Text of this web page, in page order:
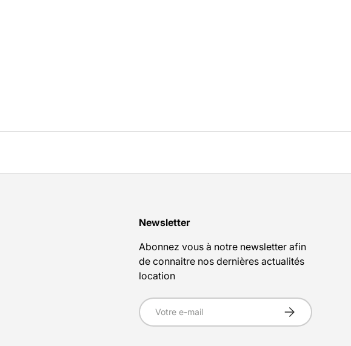
Newsletter
Abonnez vous à notre newsletter afin
de connaitre nos dernières actualités
location
E-mail S’inscrire